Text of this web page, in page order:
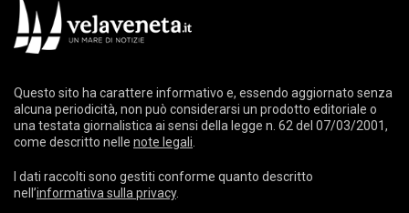
Questo sito ha carattere informativo e, essendo aggiornato senza
alcuna periodicità, non può considerarsi un prodotto editoriale o
una testata giornalistica ai sensi della legge n. 62 del 07/03/2001,
come descritto nelle note legali
I dati raccolti sono gestiti conforme quanto descritto
nell’informativa sulla privacy.